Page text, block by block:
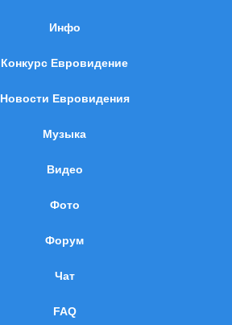
Инфо
Конкурс Евровидение
Новости Евровидения
Музыка
Видео
Фото
Форум
Чат
FAQ